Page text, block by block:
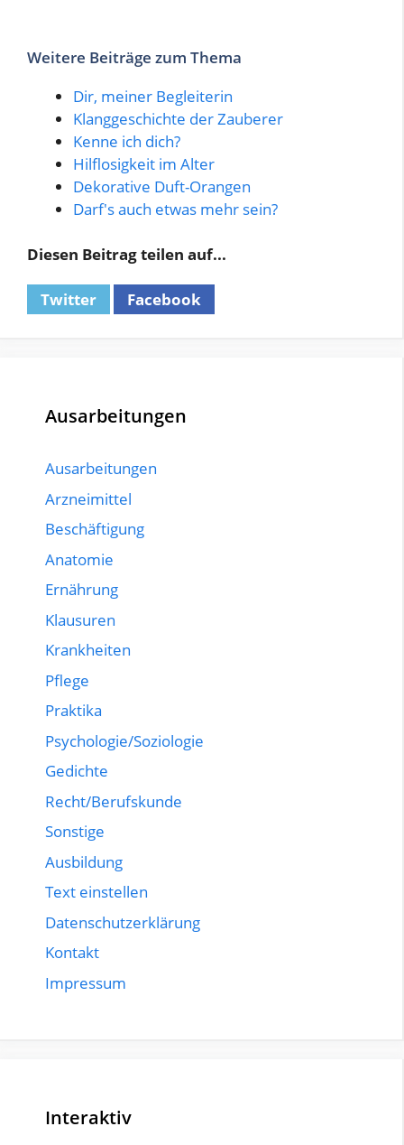
Weitere Beiträge zum Thema
Dir, meiner Begleiterin
Klanggeschichte der Zauberer
Kenne ich dich?
Hilflosigkeit im Alter
Dekorative Duft-Orangen
Darf's auch etwas mehr sein?
Diesen Beitrag teilen auf...
Twitter Facebook
Ausarbeitungen
Ausarbeitungen
Arzneimittel
Beschäftigung
Anatomie
Ernährung
Klausuren
Krankheiten
Pflege
Praktika
Psychologie/Soziologie
Gedichte
Recht/Berufskunde
Sonstige
Ausbildung
Text einstellen
Datenschutzerklärung
Kontakt
Impressum
Interaktiv